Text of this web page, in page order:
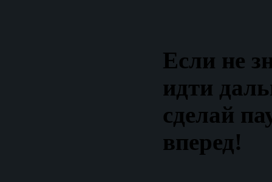
Если не
идти
сделай
вперед!